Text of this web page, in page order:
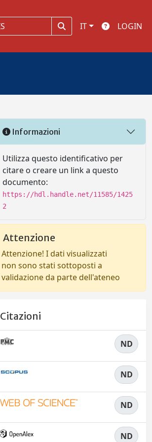
IT LOGIN
Informazioni
Utilizza questo identificativo per
citare o creare un link a questo
documento:
https://hdl.handle.net/11585/1425
2
Attenzione
Attenzione! I dati visualizzati
non sono stati sottoposti a
validazione da parte dell'ateneo
Citazioni
ND
ND
ND
ND